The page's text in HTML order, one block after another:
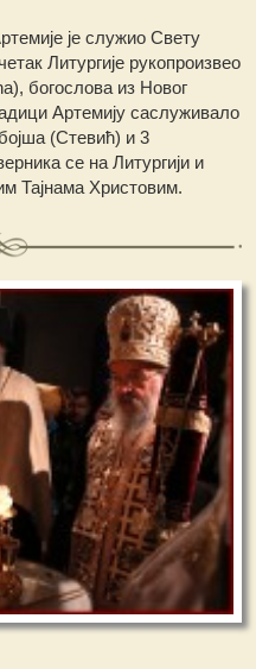
је служио Свету
Литургије рукопроизвео
богослова из Новог
Артемију саслуживало
(Стевић) и 3
се на Литургији и
Тајнама Христовим.